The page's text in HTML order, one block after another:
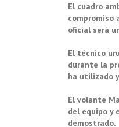
El cuadro
compromiso
oficial será
El técnico
durante la
ha utilizado
El volante
del equipo y
demostrado.